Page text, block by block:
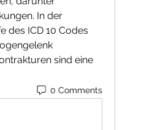
In der
des ICD 10 Codes
sind eine
0 Comments